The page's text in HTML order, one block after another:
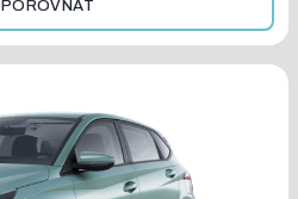
POROVNAT